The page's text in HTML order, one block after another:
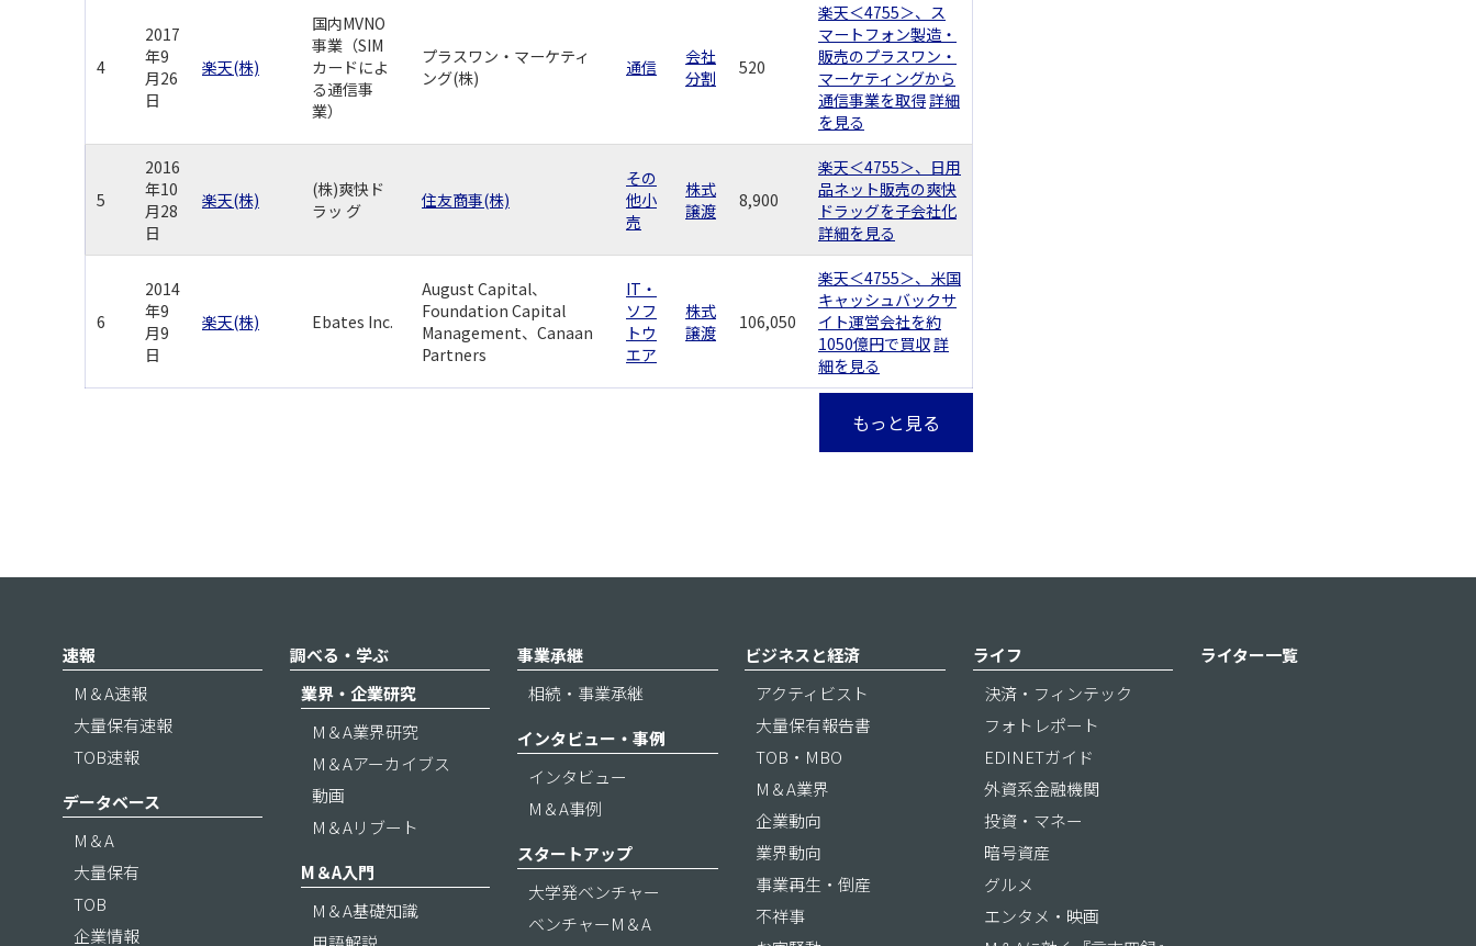
4
2017
年9
月26
日
楽天(株)
国内MVNO
事業（SIM
カードによ
る通信事
業）
プラスワン・マーケティ
ング(株)
通信
会社
分割
520
楽天＜4755＞、ス
マートフォン製造・
販売のプラスワン・
マーケティングから
通信事業を取得詳細
を見る
5
2016
年10
月28
日
楽天(株)
(株)爽快ド
ラッ グ
住友商事(株)
その
他小
売
株式
譲渡
8,900
楽天＜4755＞、日用
品ネット販売の爽快
ドラッグを子会社化
詳細を見る
6
2014
年9
月9
日
楽天(株) Ebates Inc.
August Capital、
Foundation Capital
Management、Canaan
Partners
IT・
ソフ
トウ
エア
株式
譲渡
106,050
楽天＜4755＞、米国
キャッシュバックサ
イト運営会社を約
1050億円で買収詳
細を見る
もっと見る
速報
M＆A速報
大量保有速報
TOB速報
データベース
M＆A
大量保有
TOB
企業情報
調べる・学ぶ
業界・企業研究
M＆A業界研究
M＆Aアーカイブス
動画
M＆Aリブート
M＆A入門
M＆A基礎知識
事業承継
相続・事業承継
インタビュー・事例
インタビュー
M＆A事例
スタートアップ
大学発ベンチャー
ベンチャーM＆A
ビジネスと経済
アクティビスト
大量保有報告書
TOB・MBO
M＆A業界
企業動向
業界動向
事業再生・倒産
不祥事
ライフ
決済・フィンテック
フォトレポート
EDINETガイド
外資系金融機関
投資・マネー
暗号資産
グルメ
エンタメ・映画
ライター一覧